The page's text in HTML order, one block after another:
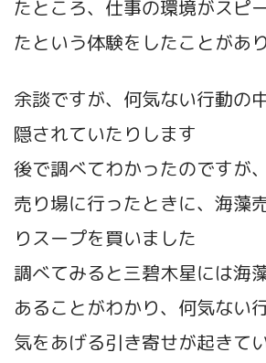
たところ、仕事の環境がスピ
たという体験をしたことがあ
余談ですが、何気ない行動の
隠されていたりします
後で調べてわかったのですが
売り場に行ったときに、海藻
りスープを買いました
調べてみると三碧木星には海
あることがわかり、何気ない
気をあげる引き寄せが起きて